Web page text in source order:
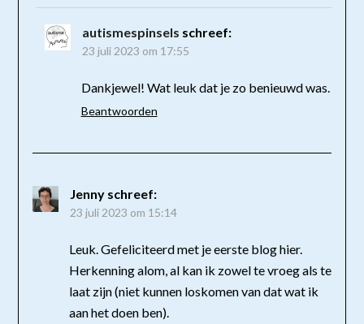
autismespinsels schreef:
23 juli 2023 om 17:55
Dankjewel! Wat leuk dat je zo benieuwd was.
Beantwoorden
Jenny schreef:
23 juli 2023 om 15:14
Leuk. Gefeliciteerd met je eerste blog hier.
Herkenning alom, al kan ik zowel te vroeg als te
laat zijn (niet kunnen loskomen van dat wat ik
aan het doen ben).